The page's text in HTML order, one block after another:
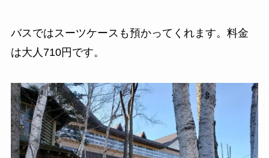
バスではスーツケースも預かってくれます。料金
は大人710円です。